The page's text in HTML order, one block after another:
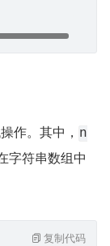
作。其中， n
字符串数组中
复制代码